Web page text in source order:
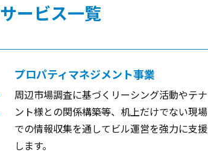
ービス一覧
プロパティマネジメント事業
周辺市場調査に基づくリーシング活動やテナ
ント様との関係構築等、机上だけでない現場
での情報収集を通してビル運営を強力に支援
します。